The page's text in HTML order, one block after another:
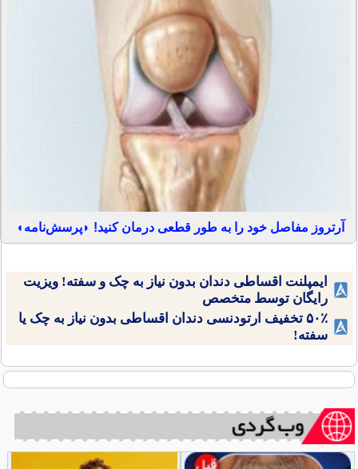
آرتروز مفاصل خود را به طور قطعی درمان کنید! ◗پرسش‌نامه◖
ایمپلنت اقساطی دندان بدون نیاز به چک و سفته! ویزیت
رایگان توسط متخصص
۵۰٪ تخفیف ارتودنسی دندان اقساطی بدون نیاز به چک یا
سفته!